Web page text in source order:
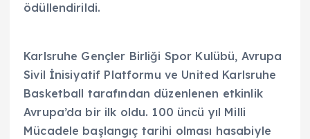
ödüllendirildi.
Karlsruhe Gençler Birliği Spor Kulübü, Avrupa
Sivil İnisiyatif Platformu ve United Karlsruhe
Basketball tarafından düzenlenen etkinlik
Avrupa’da bir ilk oldu. 100 üncü yıl Milli
Mücadele başlangıç tarihi olması hasabiyle